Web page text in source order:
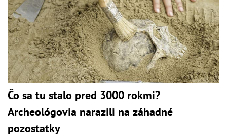
Čo sa tu stalo pred 3000 rokmi?
Archeológovia narazili na záhadné
pozostatky